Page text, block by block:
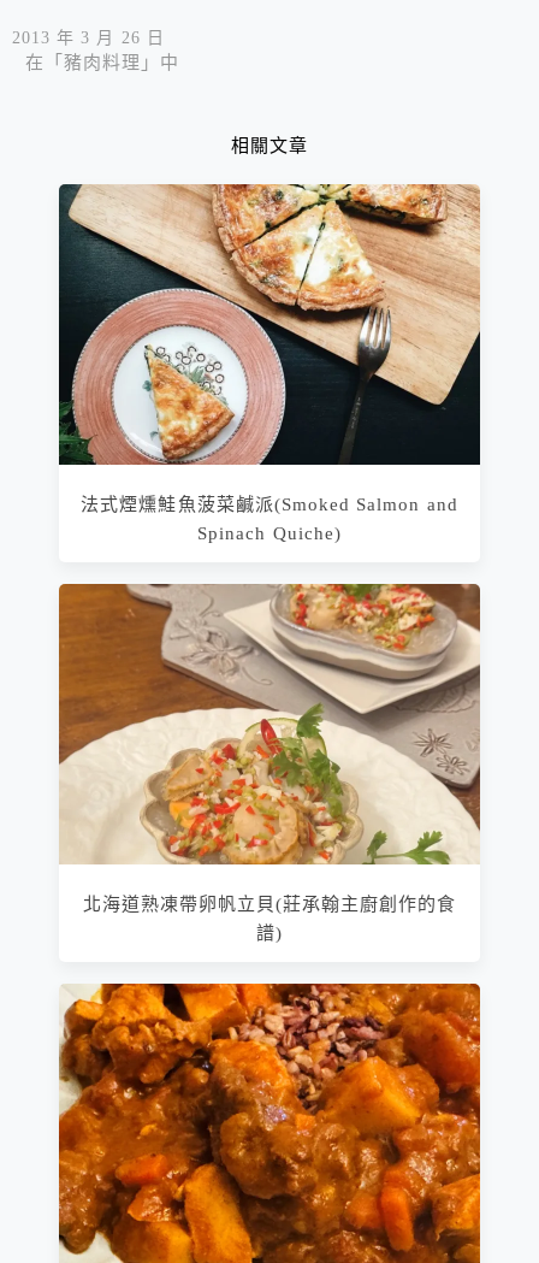
2013 年 3 月 26 日
在「豬肉料理」中
相關文章
法式煙燻鮭魚菠菜鹹派(Smoked Salmon and
Spinach Quiche)
北海道熟凍帶卵帆立貝(莊承翰主廚創作的食
譜)